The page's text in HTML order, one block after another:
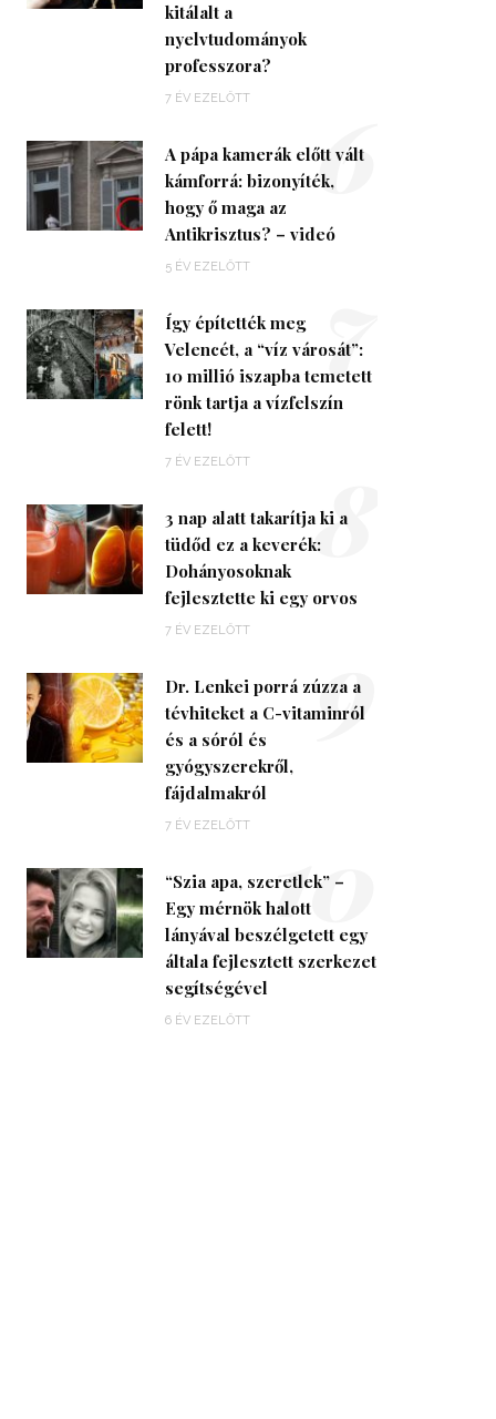
kitálalt a
nyelvtudományok
professzora?
7 ÉV EZELŐTT
A pápa kamerák előtt vált
kámforrá: bizonyíték,
hogy ő maga az
Antikrisztus? – videó
5 ÉV EZELŐTT
6
Így építették meg
Velencét, a “víz városát”:
10 millió iszapba temetett
rönk tartja a vízfelszín
felett!
7 ÉV EZELŐTT
7
3 nap alatt takarítja ki a
tüdőd ez a keverék:
Dohányosoknak
fejlesztette ki egy orvos
7 ÉV EZELŐTT
8
Dr. Lenkei porrá zúzza a
tévhiteket a C-vitaminról
és a sóról és
gyógyszerekről,
fájdalmakról
7 ÉV EZELŐTT
9
“Szia apa, szeretlek” –
Egy mérnök halott
lányával beszélgetett egy
általa fejlesztett szerkezet
segítségével
6 ÉV EZELŐTT
10